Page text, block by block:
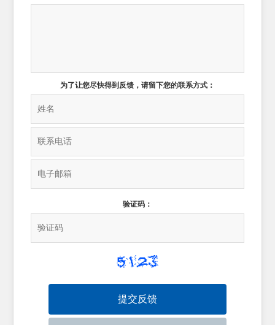
为了让您尽快得到反馈，请留下您的联系方式：
验证码：